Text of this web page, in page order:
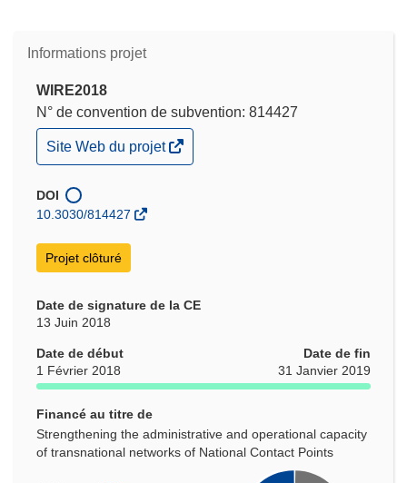
Informations projet
WIRE2018
N° de convention de subvention: 814427
(s’ouvre
dans
nouvelle
fenêtre)
Site Web du projet
DOI
10.3030/814427
Projet clôturé
Date de signature de la CE
13 Juin 2018
Date de début
1 Février 2018
Date de fin
31 Janvier 2019
Financé au titre de
Strengthening the administrative and operational capacity
of transnational networks of National Contact Points